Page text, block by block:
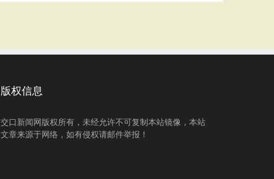
版权信息
交口新闻网版权所有，未经允许不可复制本站镜像，本站
文章来源于网络，如有侵权请邮件举报！